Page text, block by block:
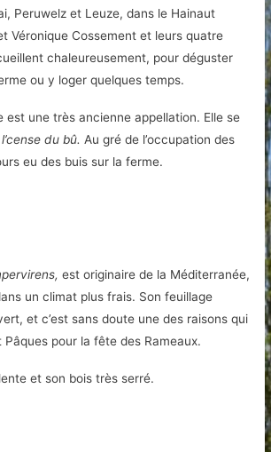
Peruwelz et Leuze, dans le Hainaut
Véronique Cossement et leurs quatre
chaleureusement, pour déguster
ou y loger quelques temps.
est une très ancienne appellation. Elle se
l’cense du bû. Au gré de l’occupation des
eu des buis sur la ferme.
est originaire de la Méditerranée,
un climat plus frais. Son feuillage
et c’est sans doute une des raisons qui
pour la fête des Rameaux.
et son bois très serré.